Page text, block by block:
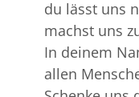
du lässt uns
machst uns
In deinem
allen